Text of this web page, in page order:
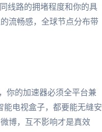
线路的拥堵程度和你的具
流畅感，全球节点分布带
你的加速器必须全平台兼
能电视盒子，都要能无缝安
博，互不影响才是真效